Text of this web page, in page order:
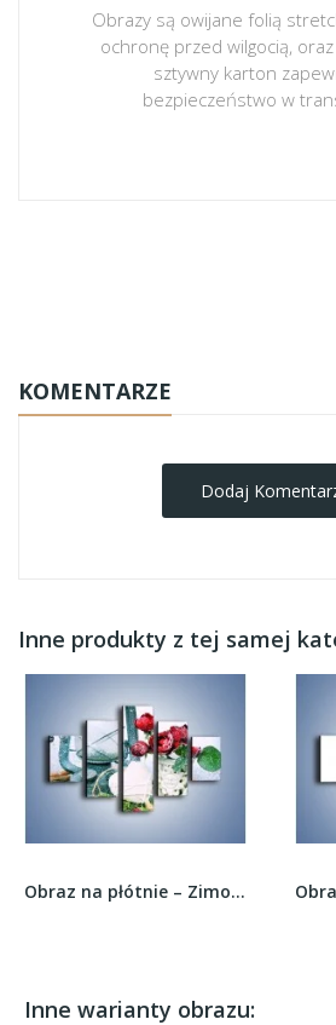
Obrazy są owijane folią
ochronę przed wilgocią,
sztywny karton
bezpieczeństwo w
KOMENTARZE
Dodaj
Inne produkty z tej samej
Obraz na płótnie – Zimowe dodatki i kwiaty –...
Inne warianty obrazu: